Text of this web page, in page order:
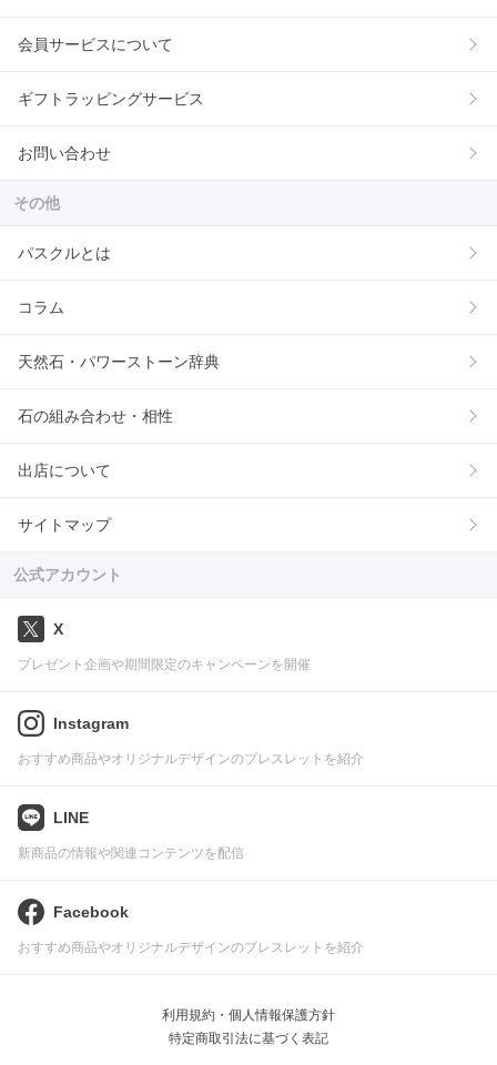
会員サービスについて
ギフトラッピングサービス
お問い合わせ
その他
パスクルとは
コラム
天然石・パワーストーン辞典
石の組み合わせ・相性
出店について
サイトマップ
公式アカウント
X
プレゼント企画や期間限定のキャンペーンを開催
Instagram
おすすめ商品やオリジナルデザインのブレスレットを紹介
LINE
新商品の情報や関連コンテンツを配信
Facebook
おすすめ商品やオリジナルデザインのブレスレットを紹介
利用規約・個人情報保護方針
特定商取引法に基づく表記